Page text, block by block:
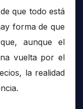
que todo está
forma de que
aunque el
vuelta por el
la realidad